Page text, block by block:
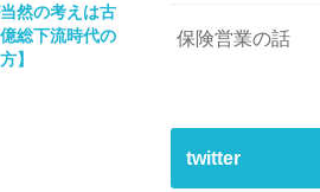
然の考えは古
総下流時代の
】
保険営業の話
twitter